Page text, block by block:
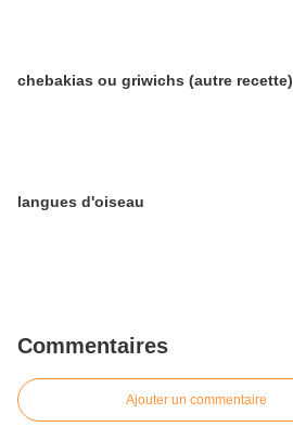
chebakias ou griwichs (autre recette)
langues d'oiseau
Commentaires
Ajouter un commentaire